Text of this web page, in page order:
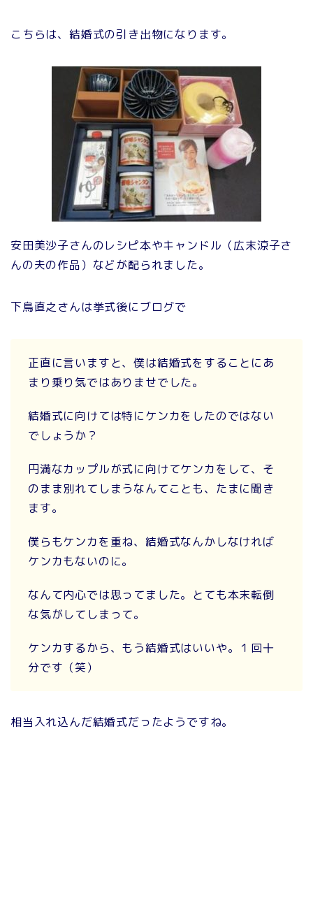
こちらは、結婚式の引き出物になります。
安田美沙子さんのレシピ本やキャンドル（広末涼子さ
んの夫の作品）などが配られました。
下鳥直之さんは挙式後にブログで
正直に言いますと、僕は結婚式をすることにあ
まり乗り気ではありませでした。
結婚式に向けては特にケンカをしたのではない
でしょうか？
円満なカップルが式に向けてケンカをして、そ
のまま別れてしまうなんてことも、たまに聞き
ます。
僕らもケンカを重ね、結婚式なんかしなければ
ケンカもないのに。
なんて内心では思ってました。とても本末転倒
な気がしてしまって。
ケンカするから、もう結婚式はいいや。１回十
分です（笑）
相当入れ込んだ結婚式だったようですね。